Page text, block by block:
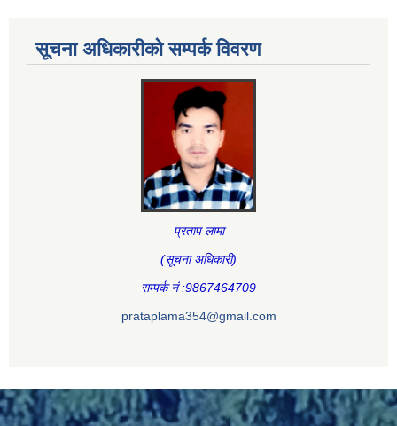
सूचना अधिकारीकाे सम्पर्क विवरण
प्रताप लामा
(सूचना अधिकारी)
सम्पर्क नं :9867464709
prataplama354@gmail.com